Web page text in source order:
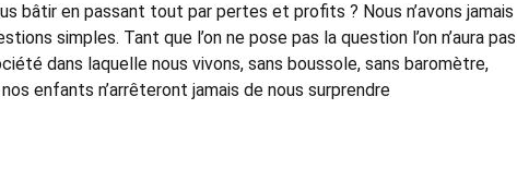
bâtir en passant tout par pertes et profits ? Nous n’avons jamais
simples. Tant que l’on ne pose pas la question l’on n’aura pas
dans laquelle nous vivons, sans boussole, sans baromètre,
enfants n’arrêteront jamais de nous surprendre